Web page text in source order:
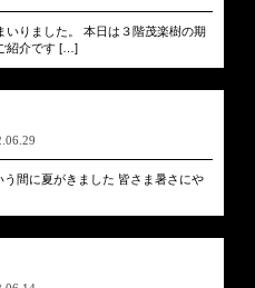
いりました。 本日は３階茂楽樹の期
紹介です […]
間に夏がきました 皆さま暑さにや